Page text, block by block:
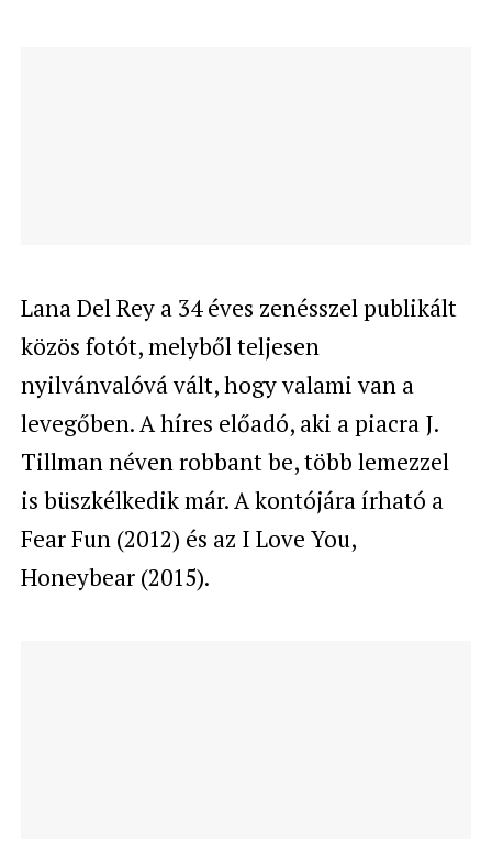
Lana Del Rey a 34 éves zenésszel publikált
közös fotót, melyből teljesen
nyilvánvalóvá vált, hogy valami van a
levegőben. A híres előadó, aki a piacra J.
Tillman néven robbant be, több lemezzel
is büszkélkedik már. A kontójára írható a
Fear Fun (2012) és az I Love You,
Honeybear (2015).